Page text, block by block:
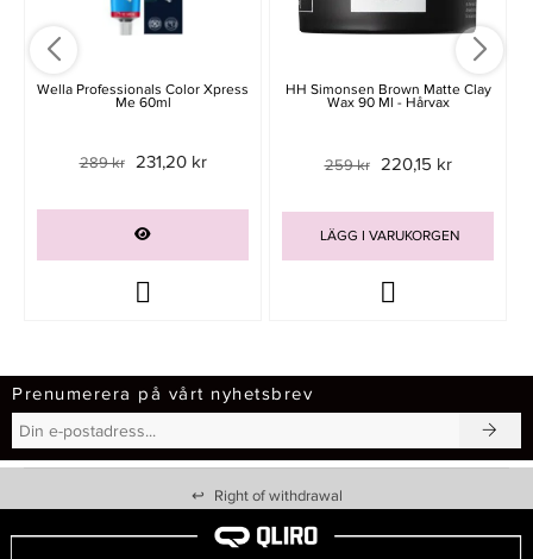
Wella Professionals Color Xpress
Me 60ml
289 kr 231,20 kr
HH Simonsen Brown Matte Clay
Wax 90 Ml - Hårvax
259 kr 220,15 kr
LÄGG I VARUKORGEN
Prenumerera på vårt nyhetsbrev
↩ Right of withdrawal